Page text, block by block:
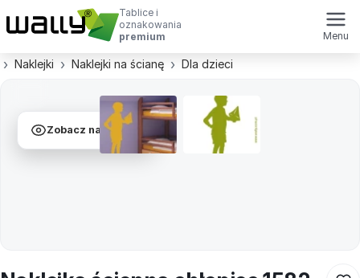
Tablice i
oznakowania
premium
Menu
Naklejki Naklejki na ścianę Dla dzieci
Zobacz na ścianie